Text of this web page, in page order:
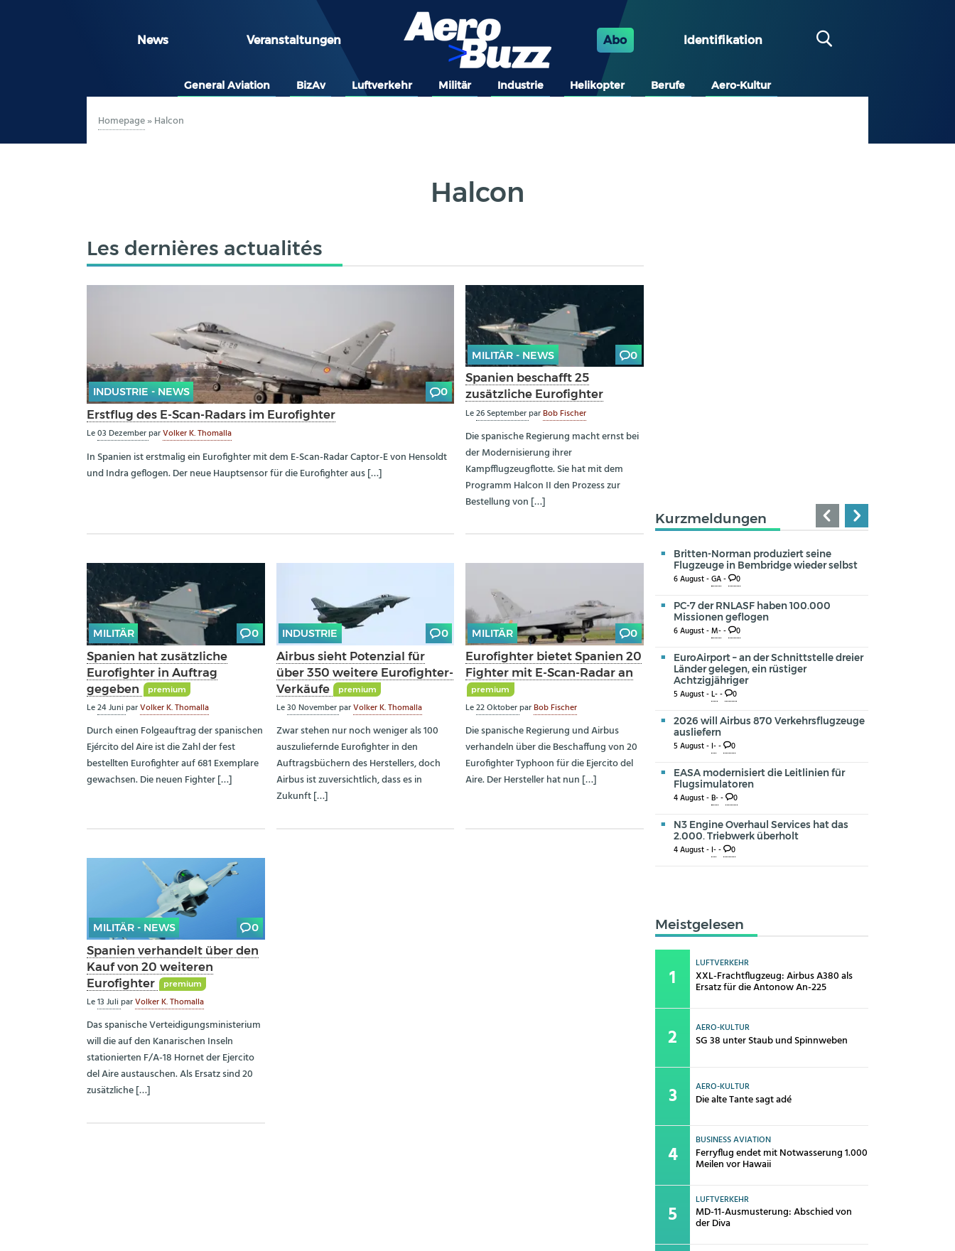
News Veranstaltungen Abo Identifikation
General Aviation BizAv Luftverkehr Militär Industrie Helikopter Berufe Aero-Kultur
Homepage»Halcon
Halcon
Les dernières actualités
INDUSTRIE - NEWS 0
Erstflug des E-Scan-Radars im Eurofighter
Le03 DezemberparVolker K. Thomalla
In Spanien ist erstmalig ein Eurofighter mit dem E-Scan-Radar Captor-E von Hensoldt
und Indra geflogen. Der neue Hauptsensor für die Eurofighter aus […]
MILITÄR - NEWS 0
Spanien beschafft 25
zusätzliche Eurofighter
Le26 SeptemberparBob Fischer
Die spanische Regierung macht ernst bei
der Modernisierung ihrer
Kampfflugzeugflotte. Sie hat mit dem
Programm Halcon II den Prozess zur
Bestellung von […]
MILITÄR 0
Spanien hat zusätzliche
Eurofighter in Auftrag
gegeben
premium
Le24 Juni parVolker K. Thomalla
Durch einen Folgeauftrag der spanischen
Ejército del Aire ist die Zahl der fest
bestellten Eurofighter auf 681 Exemplare
gewachsen. Die neuen Fighter […]
INDUSTRIE 0
Airbus sieht Potenzial für
über 350 weitere Eurofighter-
Verkäufe
premium
Le30 NovemberparVolker K. Thomalla
Zwar stehen nur noch weniger als 100
auszuliefernde Eurofighter in den
Auftragsbüchern des Herstellers, doch
Airbus ist zuversichtlich, dass es in
Zukunft […]
MILITÄR 0
Eurofighter bietet Spanien 20
Fighter mit E-Scan-Radar an
premium
Le22 OktoberparBob Fischer
Die spanische Regierung und Airbus
verhandeln über die Beschaffung von 20
Eurofighter Typhoon für die Ejercito del
Aire. Der Hersteller hat nun […]
MILITÄR - NEWS 0
Spanien verhandelt über den
Kauf von 20 weiteren
Eurofighter
premium
Le13 Juli parVolker K. Thomalla
Das spanische Verteidigungsministerium
will die auf den Kanarischen Inseln
stationierten F/A-18 Hornet der Ejercito
del Aire austauschen. Als Ersatz sind 20
zusätzliche […]
Kurzmeldungen
Britten-Norman produziert seine
Flugzeuge in Bembridge wieder selbst
6 August -GA- 0
PC-7 der RNLASF haben 100.000
Missionen geflogen
6 August -M-- 0
EuroAirport – an der Schnittstelle dreier
Länder gelegen, ein rüstiger
Achtzigjähriger
5 August -L-- 0
2026 will Airbus 870 Verkehrsflugzeuge
ausliefern
5 August -I-- 0
EASA modernisiert die Leitlinien für
Flugsimulatoren
4 August -B-- 0
N3 Engine Overhaul Services hat das
2.000. Triebwerk überholt
4 August -I-- 0
Meistgelesen
LUFTVERKEHR
XXL-Frachtflugzeug: Airbus A380 als
Ersatz für die Antonow An-225
AERO-KULTUR
SG 38 unter Staub und Spinnweben
AERO-KULTUR
Die alte Tante sagt adé
BUSINESS AVIATION
Ferryflug endet mit Notwasserung 1.000
Meilen vor Hawaii
LUFTVERKEHR
MD-11-Ausmusterung: Abschied von
der Diva